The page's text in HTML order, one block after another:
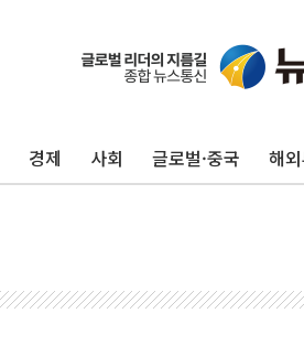
경제 사회 글로벌·중국 해